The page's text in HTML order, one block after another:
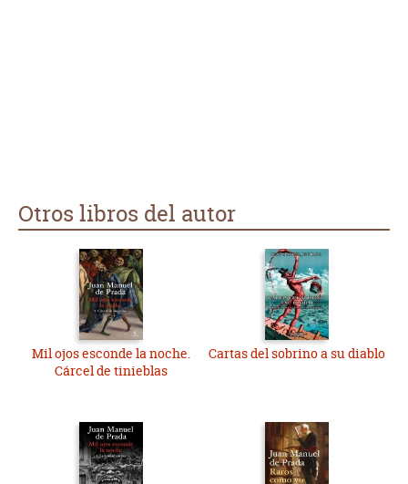
Otros libros del autor
Mil ojos esconde la noche.
Cárcel de tinieblas
Cartas del sobrino a su diablo